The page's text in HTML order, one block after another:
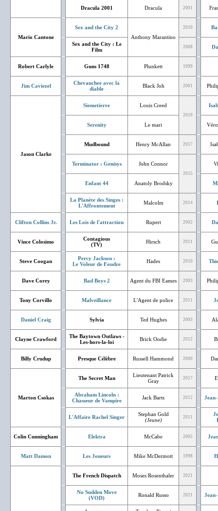
Dracula 2001 Dracula 2001
Mario Cantone
Sex and the City 2
Anthony Marantino
2010
Sex and the City : Le
Film
2008
Robert Carlyle Guns 1748 Plunkett 1999
Jim Caviezel
Chevauchee avec la
diable
Black Joh 2001
Jason Clarke
Siemetierre Louis Creed
2019
Serenity Le mari
Mudbound Henry McAllan 2017
Terminator : Genisys John Connor
2015
Enfant 44 Anatoly Brodsky
La Planète des Singes :
L'Affrontement
Malcolm 2014
Clifton Collins Jr. Les Lois de l'attraction Rupert 2002
Vince Colosimo
Contagious
(TV)
Hirsch 2011
Steve Coogan
Percy Jackson :
Le Voleur de Foudre
Hades 2010
Dave Corey Bad Boys 2 Agent du FBI Eames 2003
Tony Corvillo Malveillance L'Agent de police 2011
Daniel Craig Sylvia Ted Hughes 2003
Clayne Crawford
The Baytown Outlaws -
Les-hors-la-loi
Brick Oodie 2012
Billy Crudup Presque Célèbre Russell Hammond 2000
Marton Csokas
The Secret Man
Lieutenant Patrick
Gray
2017
Abraham Lincoln :
Chasseur de Vampire
Jack Barts 2012
L'Affaire Rachel Singer
Stephan Gold
(Jeune)
2011
Colin Cunningham Elektra McCabe 2005
Matt Damon Les Joueurs Mike McDermott 1998
The French Dispatch Moses Rosenthaler 2021
No Sudden Move
(VOD)
Ronald Russo 2021